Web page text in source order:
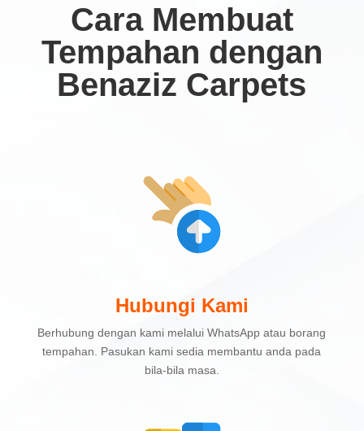
Cara Membuat
Tempahan dengan
Benaziz Carpets
Hubungi Kami
Berhubung dengan kami melalui WhatsApp atau borang
tempahan. Pasukan kami sedia membantu anda pada
bila-bila masa.